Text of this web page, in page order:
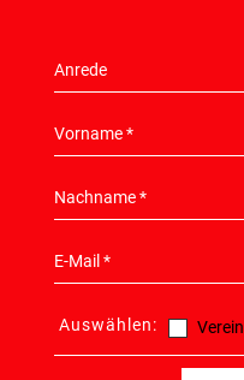
Auswählen: Verein